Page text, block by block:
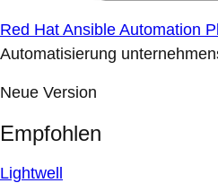
Red Hat Ansible Automation
Automatisierung
Neue Version
Empfohlen
Lightwell